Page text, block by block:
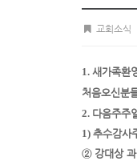
교회소식
1. 새가족환
처음오신분
2. 다음주주
1) 추수감사
② 강대상